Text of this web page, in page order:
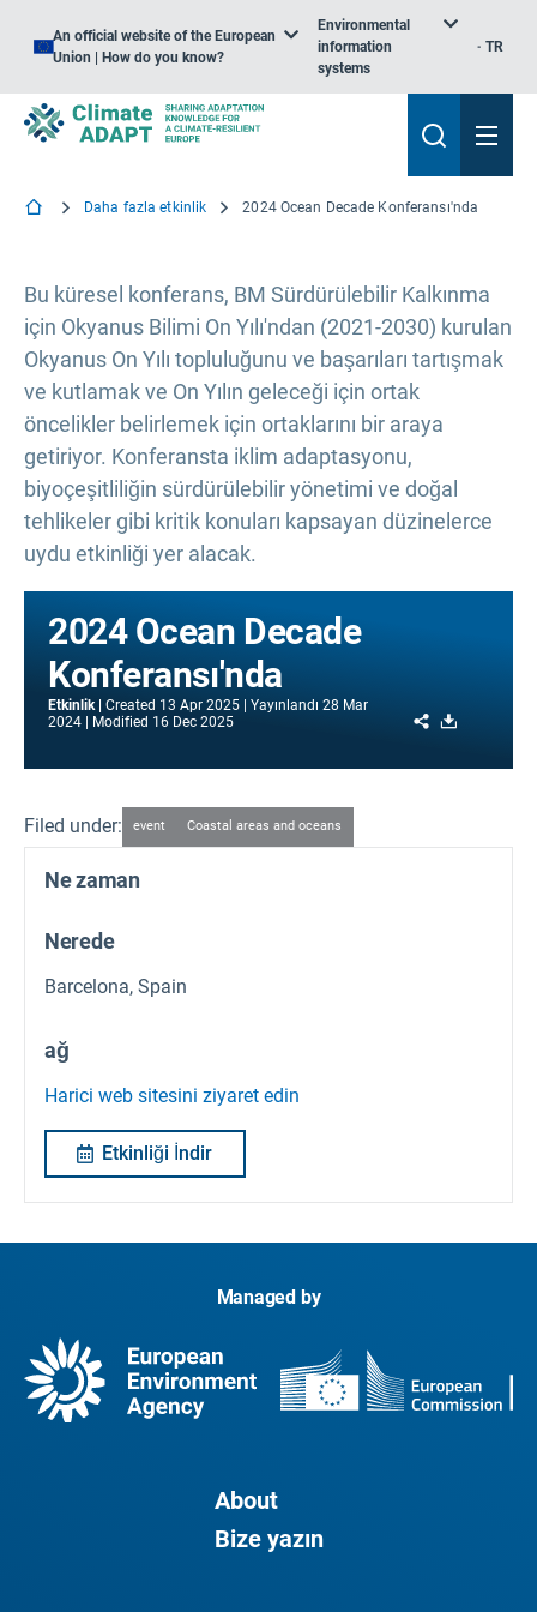
An official website of the European
Union | How do you know?
Environmental
information
systems
TR
Daha fazla etkinlik 2024 Ocean Decade Konferansı'nda
Bu küresel konferans, BM Sürdürülebilir Kalkınma
için Okyanus Bilimi On Yılı'ndan (2021-2030) kurulan
Okyanus On Yılı topluluğunu ve başarıları tartışmak
ve kutlamak ve On Yılın geleceği için ortak
öncelikler belirlemek için ortaklarını bir araya
getiriyor. Konferansta iklim adaptasyonu,
biyoçeşitliliğin sürdürülebilir yönetimi ve doğal
tehlikeler gibi kritik konuları kapsayan düzinelerce
uydu etkinliği yer alacak.
2024 Ocean Decade
Konferansı'nda
Etkinlik Created 13 Apr 2025 Yayınlandı 28 Mar
2024
Modified 16 Dec 2025 Share
Filed under: event Coastal areas and oceans
Ne zaman
Nerede
Barcelona, Spain
ağ
Harici web sitesini ziyaret edin
Etkinliği İndir
Managed by
About
Bize yazın